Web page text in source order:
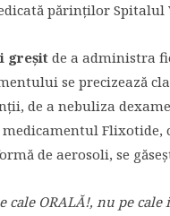
părinților
greșit de a administra
se precizează
de a nebuliza
Flixotide,
de aerosoli, se
cale ORALĂ!, nu pe